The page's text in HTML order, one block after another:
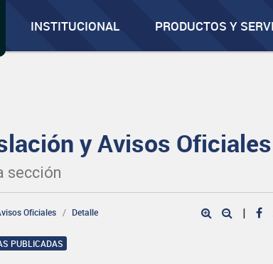
INSTITUCIONAL PRODUCTOS Y
y Avisos Oficiales
sección
Oficiales Detalle |
PUBLICADAS